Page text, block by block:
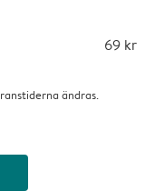
69 kr
ändras.